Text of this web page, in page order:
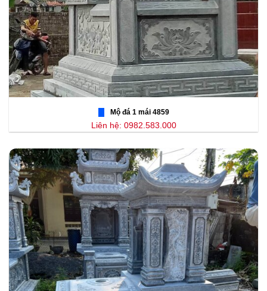
Mộ đá 1 mái 4859
Liên hệ: 0982.583.000